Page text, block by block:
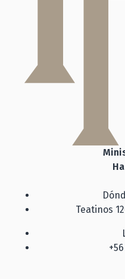
Teatinos